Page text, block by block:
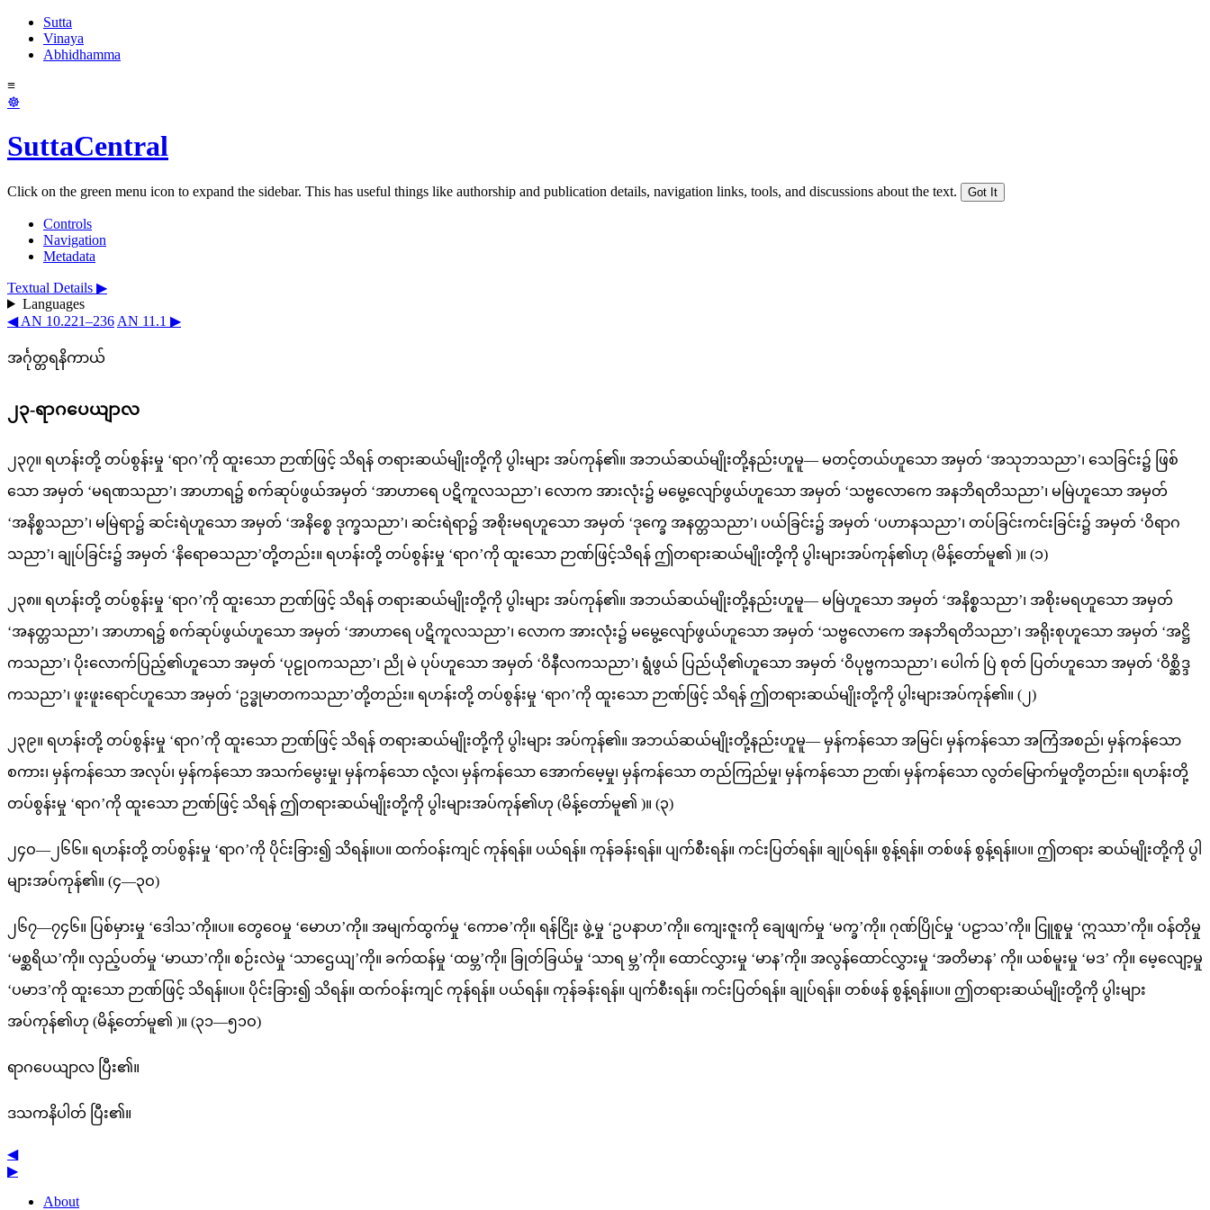
Sutta
Vinaya
Abhidhamma
≡
☸
SuttaCentral
Click on the green menu icon to expand the sidebar. This has useful things like authorship and publication details, navigation links, tools, and discussions about the text. Got It
Controls
Navigation
Metadata
Textual Details ▶
Languages
◀ AN 10.221–236 AN 11.1 ▶
အင်္ဂုတ္တရနိကာယ်
၂၃-ရာဂပေယျာလ
၂၃၇။ ရဟန်းတို့ တပ်စွန်းမှု ‘ရာဂ’ကို ထူးသော ဉာဏ်ဖြင့် သိရန် တရားဆယ်မျိုးတို့ကို ပွါးများ အပ်ကုန်၏။ အဘယ်ဆယ်မျိုးတို့နည်းဟူမူ— မတင့်တယ်ဟူသော အမှတ် ‘အသုဘသညာ’၊ သေခြင်း၌ ဖြစ်
သော အမှတ် ‘မရဏသညာ’၊ အာဟာရ၌ စက်ဆုပ်ဖွယ်အမှတ် ‘အာဟာရေ ပဋိကူလသညာ’၊ လောက အားလုံး၌ မမွေ့လျော်ဖွယ်ဟူသော အမှတ် ‘သဗ္ဗလောကေ အနဘိရတိသညာ’၊ မမြဲဟူသော အမှတ်
‘အနိစ္စသညာ’၊ မမြဲရာ၌ ဆင်းရဲဟူသော အမှတ် ‘အနိစ္စေ ဒုက္ခသညာ’၊ ဆင်းရဲရာ၌ အစိုးမရဟူသော အမှတ် ‘ဒုက္ခေ အနတ္တသညာ’၊ ပယ်ခြင်း၌ အမှတ် ‘ပဟာနသညာ’၊ တပ်ခြင်းကင်းခြင်း၌ အမှတ် ‘ဝိရာဂ
သညာ’၊ ချုပ်ခြင်း၌ အမှတ် ‘နိရောဓသညာ’တို့တည်း။ ရဟန်းတို့ တပ်စွန်းမှု ‘ရာဂ’ကို ထူးသော ဉာဏ်ဖြင့်သိရန် ဤတရားဆယ်မျိုးတို့ကို ပွါးများအပ်ကုန်၏ဟု (မိန့်တော်မူ၏ )။ (၁)
၂၃၈။ ရဟန်းတို့ တပ်စွန်းမှု ‘ရာဂ’ကို ထူးသော ဉာဏ်ဖြင့် သိရန် တရားဆယ်မျိုးတို့ကို ပွါးများ အပ်ကုန်၏။ အဘယ်ဆယ်မျိုးတို့နည်းဟူမူ— မမြဲဟူသော အမှတ် ‘အနိစ္စသညာ’၊ အစိုးမရဟူသော အမှတ်
‘အနတ္တသညာ’၊ အာဟာရ၌ စက်ဆုပ်ဖွယ်ဟူသော အမှတ် ‘အာဟာရေ ပဋိကူလသညာ’၊ လောက အားလုံး၌ မမွေ့လျော်ဖွယ်ဟူသော အမှတ် ‘သဗ္ဗလောကေ အနဘိရတိသညာ’၊ အရိုးစုဟူသော အမှတ် ‘အဋ္ဌိ
ကသညာ’၊ ပိုးလောက်ပြည့်၏ဟူသော အမှတ် ‘ပုဠုဝကသညာ’၊ ညို မဲ ပုပ်ဟူသော အမှတ် ‘ဝိနီလကသညာ’၊ ရွံဖွယ် ပြည်ယို၏ဟူသော အမှတ် ‘ဝိပုဗ္ဗကသညာ’၊ ပေါက် ပြဲ စုတ် ပြတ်ဟူသော အမှတ် ‘ဝိစ္ဆိဒ္ဒ
ကသညာ’၊ ဖူးဖူးရောင်ဟူသော အမှတ် ‘ဥဒ္ဓုမာတကသညာ’တို့တည်း။ ရဟန်းတို့ တပ်စွန်းမှု ‘ရာဂ’ကို ထူးသော ဉာဏ်ဖြင့် သိရန် ဤတရားဆယ်မျိုးတို့ကို ပွါးများအပ်ကုန်၏။ (၂)
၂၃၉။ ရဟန်းတို့ တပ်စွန်းမှု ‘ရာဂ’ကို ထူးသော ဉာဏ်ဖြင့် သိရန် တရားဆယ်မျိုးတို့ကို ပွါးများ အပ်ကုန်၏။ အဘယ်ဆယ်မျိုးတို့နည်းဟူမူ— မှန်ကန်သော အမြင်၊ မှန်ကန်သော အကြံအစည်၊ မှန်ကန်သော
စကား၊ မှန်ကန်သော အလုပ်၊ မှန်ကန်သော အသက်မွေးမှု၊ မှန်ကန်သော လုံ့လ၊ မှန်ကန်သော အောက်မေ့မှု၊ မှန်ကန်သော တည်ကြည်မှု၊ မှန်ကန်သော ဉာဏ်၊ မှန်ကန်သော လွတ်မြောက်မှုတို့တည်း။ ရဟန်းတို့
တပ်စွန်းမှု ‘ရာဂ’ကို ထူးသော ဉာဏ်ဖြင့် သိရန် ဤတရားဆယ်မျိုးတို့ကို ပွါးများအပ်ကုန်၏ဟု (မိန့်တော်မူ၏ )။ (၃)
၂၄ဝ—၂၆၆။ ရဟန်းတို့ တပ်စွန်းမှု ‘ရာဂ’ကို ပိုင်းခြား၍ သိရန်။ပ။ ထက်ဝန်းကျင် ကုန်ရန်။ ပယ်ရန်။ ကုန်ခန်းရန်။ ပျက်စီးရန်။ ကင်းပြတ်ရန်။ ချုပ်ရန်။ စွန့်ရန်။ တစ်ဖန် စွန့်ရန်။ပ။ ဤတရား ဆယ်မျိုးတို့ကို ပွါ
များအပ်ကုန်၏။ (၄—၃ဝ)
၂၆၇—၇၄၆။ ပြစ်မှားမှု ‘ဒေါသ’ကို။ပ။ တွေဝေမှု ‘မောဟ’ကို။ အမျက်ထွက်မှု ‘ကောဓ’ကို။ ရန်ငြိုး ဖွဲ့မှု ‘ဥပနာဟ’ကို။ ကျေးဇူးကို ချေဖျက်မှု ‘မက္ခ’ကို။ ဂုဏ်ပြိုင်မှု ‘ပဠာသ’ကို။ ငြူစူမှု ‘ဣဿာ’ကို။ ဝန်တိုမှု
‘မစ္ဆရိယ’ကို။ လှည့်ပတ်မှု ‘မာယာ’ကို။ စဉ်းလဲမှု ‘သာဌေယျ’ကို။ ခက်ထန်မှု ‘ထမ္ဘ’ကို။ ခြုတ်ခြယ်မှု ‘သာရ မ္ဘ’ကို။ ထောင်လွှားမှု ‘မာန’ကို။ အလွန်ထောင်လွှားမှု ‘အတိမာန’ ကို။ ယစ်မူးမှု ‘မဒ’ ကို။ မေ့လျော့မှု
‘ပမာဒ’ကို ထူးသော ဉာဏ်ဖြင့် သိရန်။ပ။ ပိုင်းခြား၍ သိရန်။ ထက်ဝန်းကျင် ကုန်ရန်။ ပယ်ရန်။ ကုန်ခန်းရန်။ ပျက်စီးရန်။ ကင်းပြတ်ရန်။ ချုပ်ရန်။ တစ်ဖန် စွန့်ရန်။ပ။ ဤတရားဆယ်မျိုးတို့ကို ပွါးများ
အပ်ကုန်၏ဟု (မိန့်တော်မူ၏ )။ (၃၁—၅၁ဝ)
ရာဂပေယျာလ ပြီး၏။
ဒသကနိပါတ် ပြီး၏။
◀
▶
About